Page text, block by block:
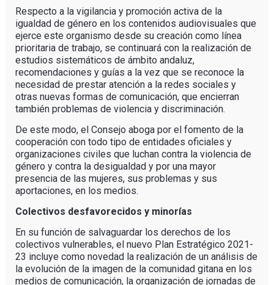
Respecto a la vigilancia y promoción activa de la
igualdad de género en los contenidos audiovisuales que
ejerce este organismo desde su creación como línea
prioritaria de trabajo, se continuará con la realización de
estudios sistemáticos de ámbito andaluz,
recomendaciones y guías a la vez que se reconoce la
necesidad de prestar atención a la redes sociales y
otras nuevas formas de comunicación, que encierran
también problemas de violencia y discriminación.
De este modo, el Consejo aboga por el fomento de la
cooperación con todo tipo de entidades oficiales y
organizaciones civiles que luchan contra la violencia de
género y contra la desigualdad y por una mayor
presencia de las mujeres, sus problemas y sus
aportaciones, en los medios.
Colectivos desfavorecidos y minorías
En su función de salvaguardar los derechos de los
colectivos vulnerables, el nuevo Plan Estratégico 2021-
23 incluye como novedad la realización de un análisis de
la evolución de la imagen de la comunidad gitana en los
medios de comunicación, la organización de jornadas de